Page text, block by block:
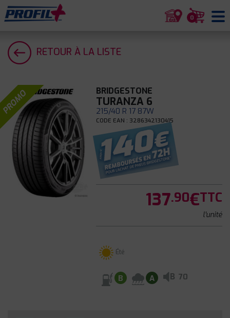
0
RETOUR À LA LISTE
PROMO BRIDGESTONE
TURANZA 6
215/40 R 17 87W
CODE EAN : 3286342130415
137.90€TTC
l'unité
Été
B A B 70